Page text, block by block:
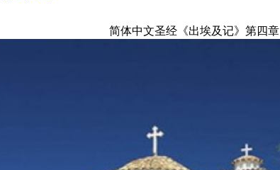
简体中文圣经《出埃及记》第四章